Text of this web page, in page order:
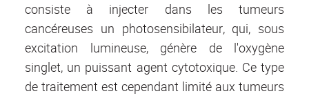
consiste à injecter dans les tumeurs
cancéreuses un photosensibilateur, qui, sous
excitation lumineuse, génère de l'oxygène
singlet, un puissant agent cytotoxique. Ce type
de traitement est cependant limité aux tumeurs